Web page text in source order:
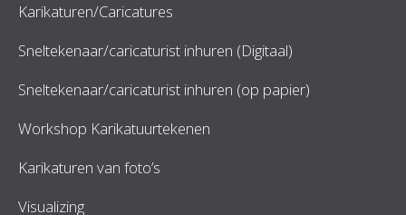
Karikaturen/Caricatures
Sneltekenaar/caricaturist inhuren (Digitaal)
Sneltekenaar/caricaturist inhuren (op papier)
Workshop Karikatuurtekenen
Karikaturen van foto’s
Visualizing